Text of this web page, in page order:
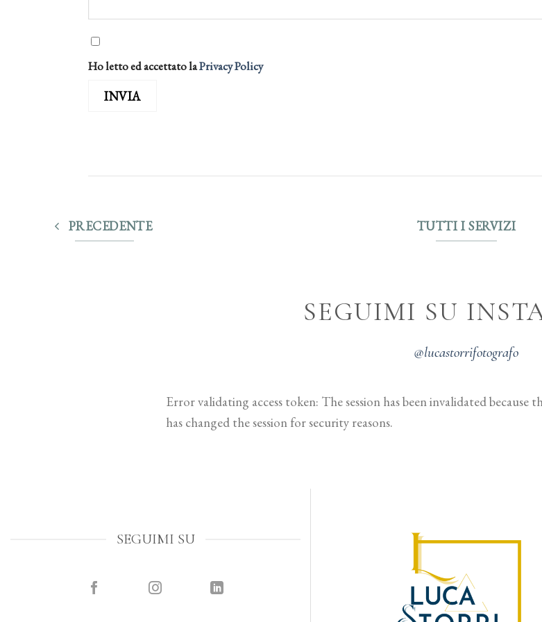
Ho letto ed accettato laPrivacy Policy
PRECEDENTE TUTTI I SERVIZI
SEGUIMI SU
@lucastorrifotografo
Error validating access token: The session has been invalidated because
has changed the session for security reasons.
SEGUIMI SU